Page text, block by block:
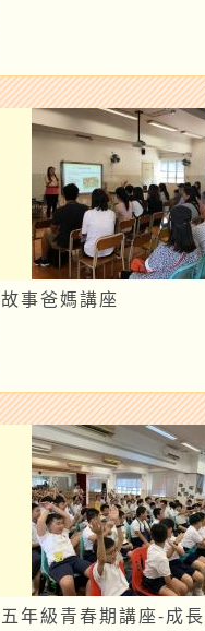
故事爸媽講座
五年級青春期講座-成